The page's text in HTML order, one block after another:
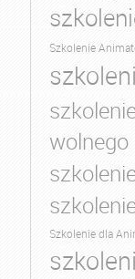
Szkolenie
wolnego
Szkolenie dla